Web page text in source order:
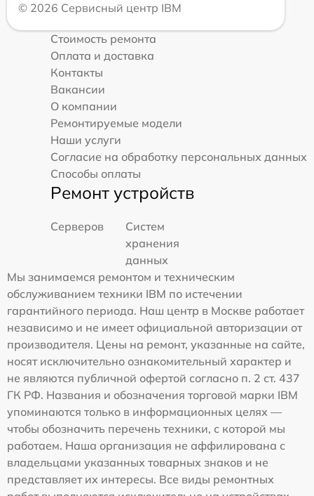
© 2026 Сервисный центр IBM
Стоимость ремонта
Оплата и доставка
Контакты
Вакансии
О компании
Ремонтируемые модели
Наши услуги
Согласие на обработку персональных данных
Способы оплаты
Ремонт устройств
Серверов
Систем
хранения
данных
Мы занимаемся ремонтом и техническим
обслуживанием техники IBM по истечении
гарантийного периода. Наш центр в Москве работает
независимо и не имеет официальной авторизации от
производителя. Цены на ремонт, указанные на сайте,
носят исключительно ознакомительный характер и
не являются публичной офертой согласно п. 2 ст. 437
ГК РФ. Названия и обозначения торговой марки IBM
упоминаются только в информационных целях —
чтобы обозначить перечень техники, с которой мы
работаем. Наша организация не аффилирована с
владельцами указанных товарных знаков и не
представляет их интересы. Все виды ремонтных